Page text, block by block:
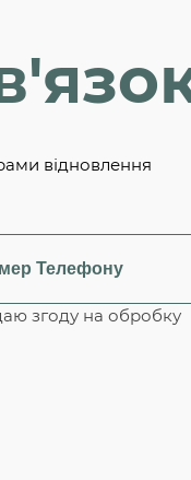
відновлення
згоду на обробку